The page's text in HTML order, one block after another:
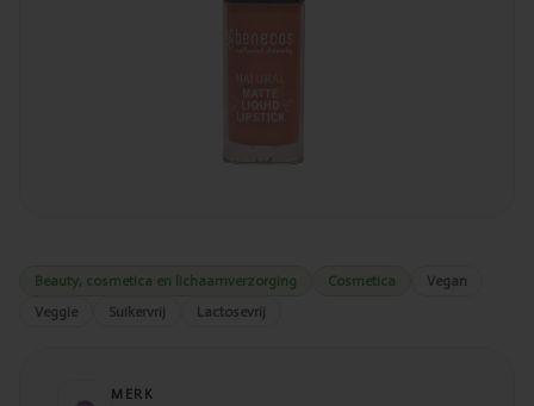
Beauty, cosmetica en lichaamverzorging Cosmetica
Vegan
Veggie
Suikervrij Lactosevrij
MERK